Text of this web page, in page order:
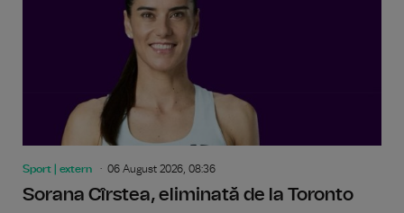
Sport | extern 06 August 2026, 08:36
Sorana Cîrstea, eliminată de la Toronto